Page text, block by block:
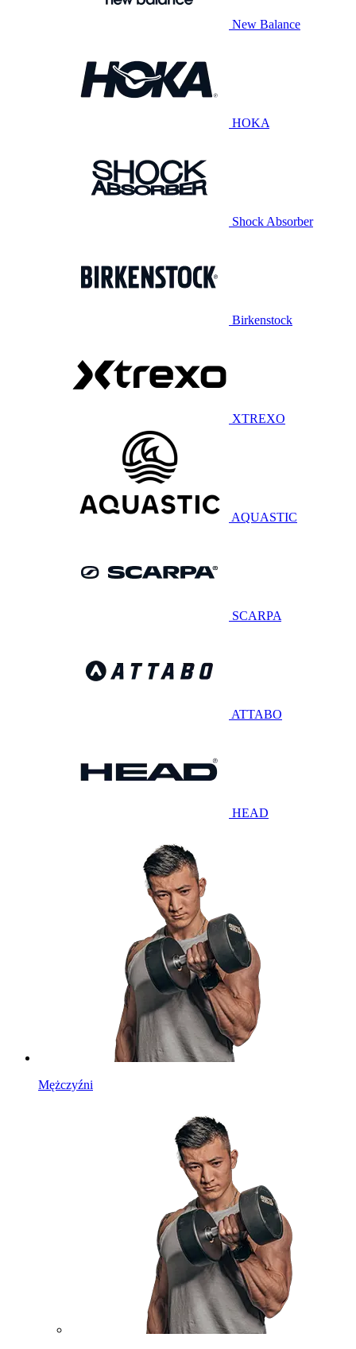
New Balance
HOKA
Shock Absorber
Birkenstock
XTREXO
AQUASTIC
SCARPA
ATTABO
HEAD
Mężczyźni